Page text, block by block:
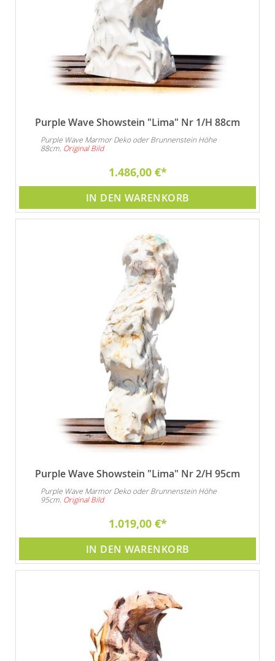
Purple Wave Showstein "Lima" Nr 1/H 88cm
Purple Wave Marmor Deko oder Brunnenstein Höhe
88cm. Original Bild
1.486,00 €
IN DEN WARENKORB
Purple Wave Showstein "Lima" Nr 2/H 95cm
Purple Wave Marmor Deko oder Brunnenstein Höhe
95cm. Original Bild
1.019,00 €
IN DEN WARENKORB